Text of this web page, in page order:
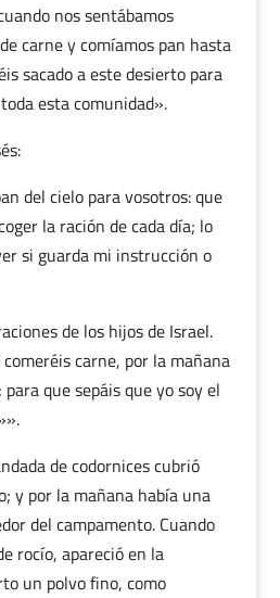
nos sentábamos
carne y comíamos pan hasta
sacado a este desierto para
esta comunidad».
del cielo para vosotros: que
la ración de cada día; lo
si guarda mi instrucción o
de los hijos de Israel.
carne, por la mañana
que sepáis que yo soy el
de codornices cubrió
y por la mañana había una
del campamento. Cuando
rocío, apareció en la
un polvo fino, como